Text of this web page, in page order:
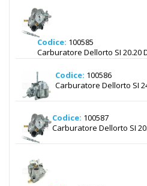
Codice: 100585
Carburatore Dellorto SI 20.20
Codice: 100586
Carburatore Dellorto SI
Codice: 100587
Carburatore Dellorto SI